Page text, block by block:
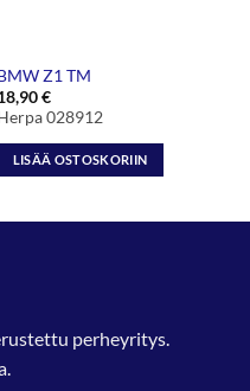
Z1 TM
€
028912
LISÄÄ OSTOSKORIIN
perheyritys.